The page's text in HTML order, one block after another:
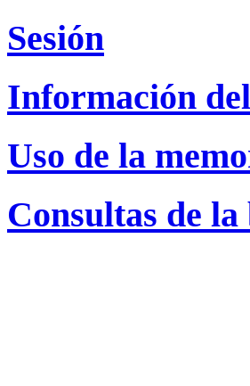
Sesión
Información
Uso de la
Consultas de la